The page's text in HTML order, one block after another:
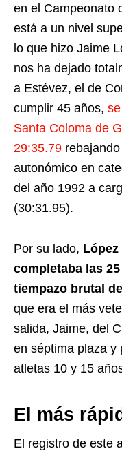
en el Campeonato
está a un nivel
lo que hizo Jaime
nos ha dejado
a Estévez, el de
cumplir 45 años,
Santa Coloma de
29:35.79
autonómico en
del año 1992 a
(30:31.95).
Por su lado, López
completaba las
tiempazo brutal
que era el más
salida, Jaime, del
en séptima plaza y
atletas 10 y 15
El más
El registro de este